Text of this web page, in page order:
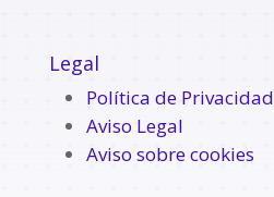
Legal
Política de Privacidad
Aviso Legal
Aviso sobre cookies